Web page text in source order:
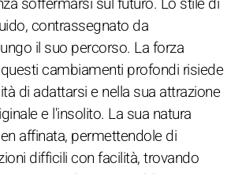
contrassegnato da
il suo percorso. La forza
cambiamenti profondi risiede
di adattarsi e nella sua attrazione
e l'insolito. La sua natura
affinata, permettendole di
difficili con facilità, trovando